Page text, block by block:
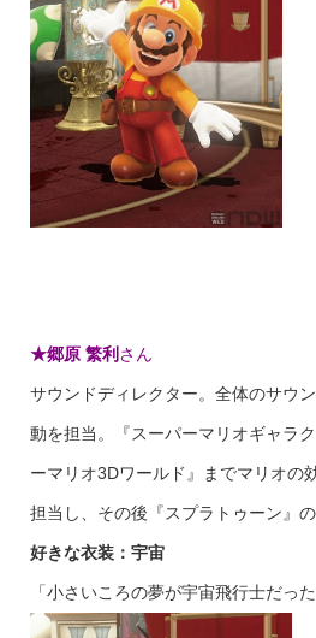
★郷原 繁利 さん
サウンドディレクター。全体のサウ
動を担当。『スーパーマリオギャラ
ーマリオ3Dワールド』までマリオの
担当し、その後『スプラトゥーン』の
好きな衣装：宇宙
「小さいころの夢が宇宙飛行士だった